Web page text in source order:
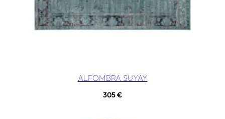
ALFOMBRA SUYAY
305€